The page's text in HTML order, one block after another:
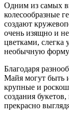
Одним из самых
колесообразные
создают
очень изящно и
цветками, слегка
необычную
Благодаря
Майя могут быть
крупные и
создания
прекрасно